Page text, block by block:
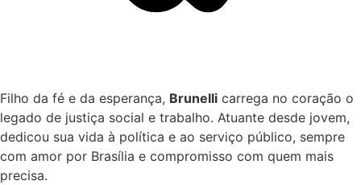
Filho da fé e da esperança, Brunelli carrega no coração o
legado de justiça social e trabalho. Atuante desde jovem,
dedicou sua vida à política e ao serviço público, sempre
com amor por Brasília e compromisso com quem mais
precisa.